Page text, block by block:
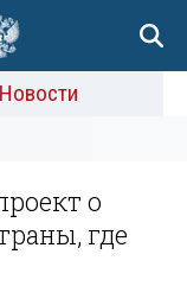
Новости
о
где